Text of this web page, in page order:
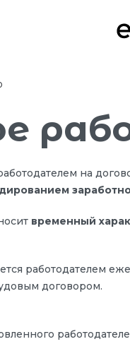
на
временный
работодателем
договором.